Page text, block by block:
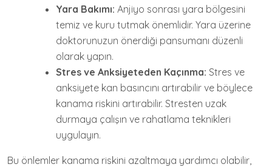
Yara Bakımı: Anjiyo sonrası yara bölgesini
temiz ve kuru tutmak önemlidir. Yara üzerine
doktorunuzun önerdiği pansumanı düzenli
olarak yapın.
Stres ve Anksiyeteden Kaçınma: Stres ve
anksiyete kan basıncını artırabilir ve böylece
kanama riskini artırabilir. Stresten uzak
durmaya çalışın ve rahatlama teknikleri
uygulayın.
Bu önlemler kanama riskini azaltmaya yardımcı olabilir,